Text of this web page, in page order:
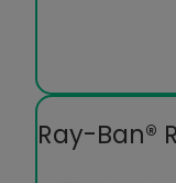
Ray-Ban®